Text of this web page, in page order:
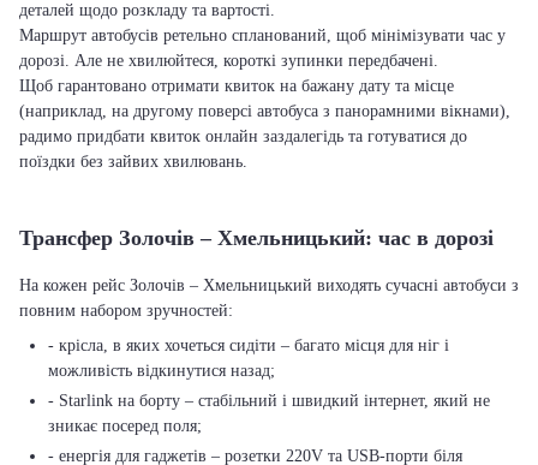
деталей щодо розкладу та вартості.
Маршрут автобусів ретельно спланований, щоб мінімізувати час у
дорозі. Але не хвилюйтеся, короткі зупинки передбачені.
Щоб гарантовано отримати квиток на бажану дату та місце
(наприклад, на другому поверсі автобуса з панорамними вікнами),
радимо придбати квиток онлайн заздалегідь та готуватися до
поїздки без зайвих хвилювань.
Трансфер Золочів – Хмельницький: час в дорозі
На кожен рейс Золочів – Хмельницький виходять сучасні автобуси з
повним набором зручностей:
- крісла, в яких хочеться сидіти – багато місця для ніг і
можливість відкинутися назад;
- Starlink на борту – стабільний і швидкий інтернет, який не
зникає посеред поля;
- енергія для гаджетів – розетки 220V та USB-порти біля